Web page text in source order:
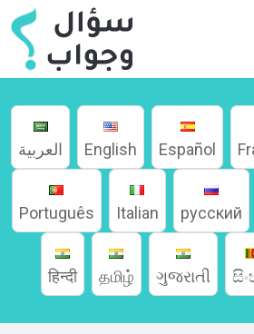
العربية English Español
Português Italian русский
हिन्दी தமிழ் ગુજરાતી